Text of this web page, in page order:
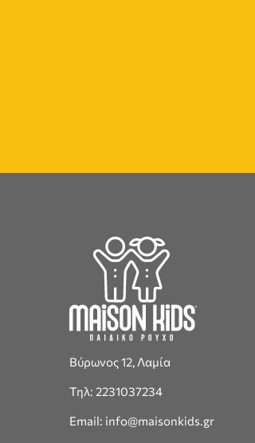
Βύρωνος 12, Λαμία
Τηλ: 2231037234
Email: info@maisonkids.gr